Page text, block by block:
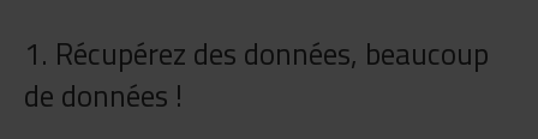
1. Récupérez des données, beaucoup
de données !